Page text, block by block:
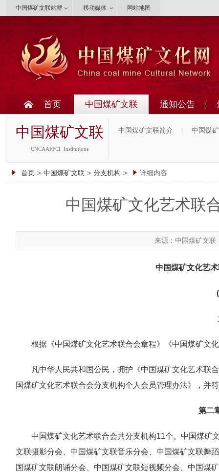
中国煤矿文联站群 移动媒体 网站地图
首页 中国煤矿文联
中国煤矿文联
CNCAAFFCI Institutions
中国煤矿文联简介 中国煤
通知公告
首页 > 中国煤矿文联 > 分支机构 > 详细内容
中国煤矿文化艺术联
来源：中国煤矿文联
中国煤矿文化艺
根据《中国煤矿文化艺术联合会章程》《中国煤矿文
凡中华人民共和国公民，拥护《中国煤矿文化艺术联
国煤矿文化艺术联合会分支机构个人会员管理办法》，并
第二
中国煤矿文化艺术联合会共分支机构11个。中国煤矿
文联摄影分会、中国煤矿文联音乐分会、中国煤矿文联舞
国煤矿文联朗诵分会、中国煤矿文联短视频分会、中国煤